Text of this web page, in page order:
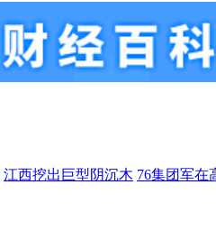
江西挖出巨型阴沉木 76集团军在